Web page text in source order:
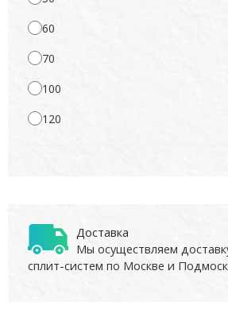
60
70
100
120
Доставка
Мы осуществляем
сплит-систем по Москве и